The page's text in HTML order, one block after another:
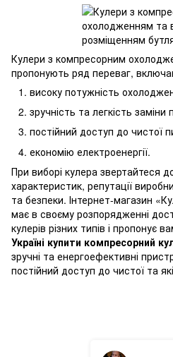
Кулери з компресорним
пропонують ряд переваг,
високу потужність
зручність та легкість заміни
постійний доступ до чистої
економію електроенергії.
При виборі кулера звертайтеся
характеристик, репутації
та безпеки. Інтернет-магазин
має в своєму розпорядженні
кулерів різних типів і пропонує
Україні купити компресорний
зручні та енергоефективні
постійний доступ до чистої та